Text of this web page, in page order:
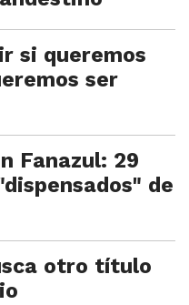
si queremos
ser
Fanazul: 29
de
otro título